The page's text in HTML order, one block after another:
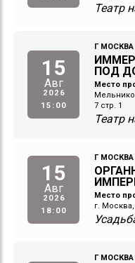
Театр
15
Авг
2026
15:00
Г МОСКВА
ПОД
Место
7 стр. 1
Театр
15
Авг
2026
18:00
Г МОСКВА
Место
г.
Г МОСКВА